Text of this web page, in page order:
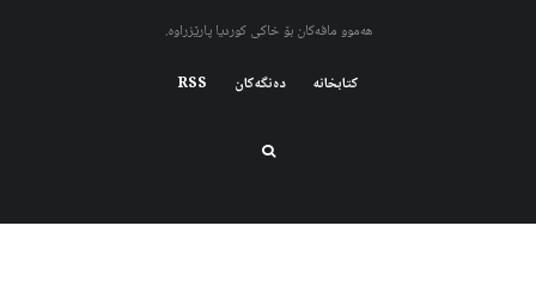
هەموو مافەکان بۆ خاکی کوردیا پارێزراوە.
کتابخانه دەنگەکان RSS